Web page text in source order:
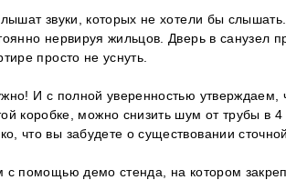
звуки, которых не хотели бы
нервируя жильцов. Дверь в санузел
просто не уснуть.
И с полной уверенностью
коробке, можно снизить шум от трубы в
что вы забудете о существовании
с помощью демо стенда, на котором